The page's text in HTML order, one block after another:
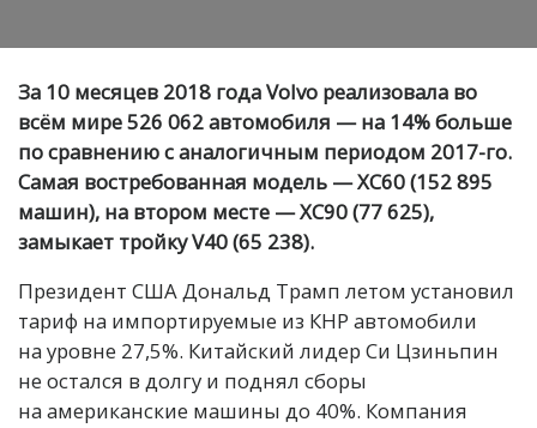
За 10 месяцев 2018 года Volvo реализовала во
всём мире 526 062 автомобиля — на 14% больше
по сравнению с аналогичным периодом 2017-го.
Самая востребованная модель — XC60 (152 895
машин), на втором месте — XC90 (77 625),
замыкает тройку V40 (65 238).
Президент США Дональд Трамп летом установил
тариф на импортируемые из КНР автомобили
на уровне 27,5%. Китайский лидер Си Цзиньпин
не остался в долгу и поднял сборы
на американские машины до 40%. Компания